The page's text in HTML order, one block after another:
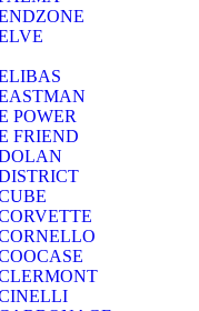
POWER
FRIEND